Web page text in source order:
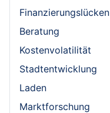
Finanzierungslücken
Beratung
Kostenvolatilität
Stadtentwicklung
Laden
Marktforschung